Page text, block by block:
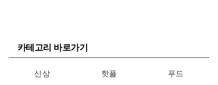
카테고리 바로가기
신상 핫플 푸드